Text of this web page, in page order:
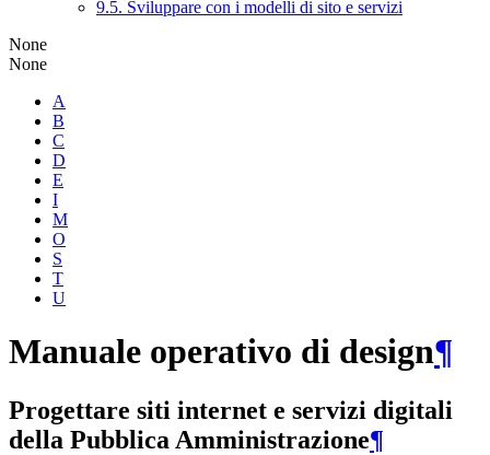
9.5. Sviluppare con i modelli di sito e servizi
None
None
A
B
C
D
E
I
M
O
S
T
U
Manuale operativo di design¶
Progettare siti internet e servizi digitali
della Pubblica Amministrazione¶